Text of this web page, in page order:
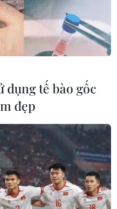
dụng tế bào gốc
đẹp